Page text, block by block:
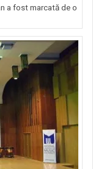
a fost marcată de o